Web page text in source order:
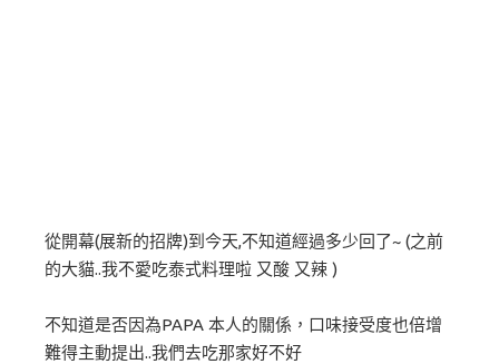
從開幕(展新的招牌)到今天,不知道經過多少回了~ (之前
的大貓..我不愛吃泰式料理啦 又酸 又辣 )
不知道是否因為PAPA 本人的關係，口味接受度也倍增
難得主動提出..我們去吃那家好不好